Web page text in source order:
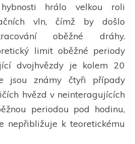
hrálo velkou roli
vln, čímž by došlo
oběžné dráhy.
limit oběžné periody
dvojhvězdy je kolem 20
jsou známy čtyři případy
hvězd v neinteragujících
periodou pod hodinu,
nepřibližuje k teoretickému